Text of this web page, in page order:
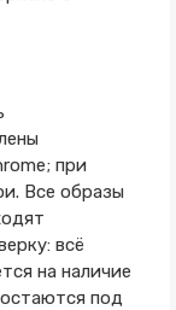
при
Все образы
всё
на наличие
под